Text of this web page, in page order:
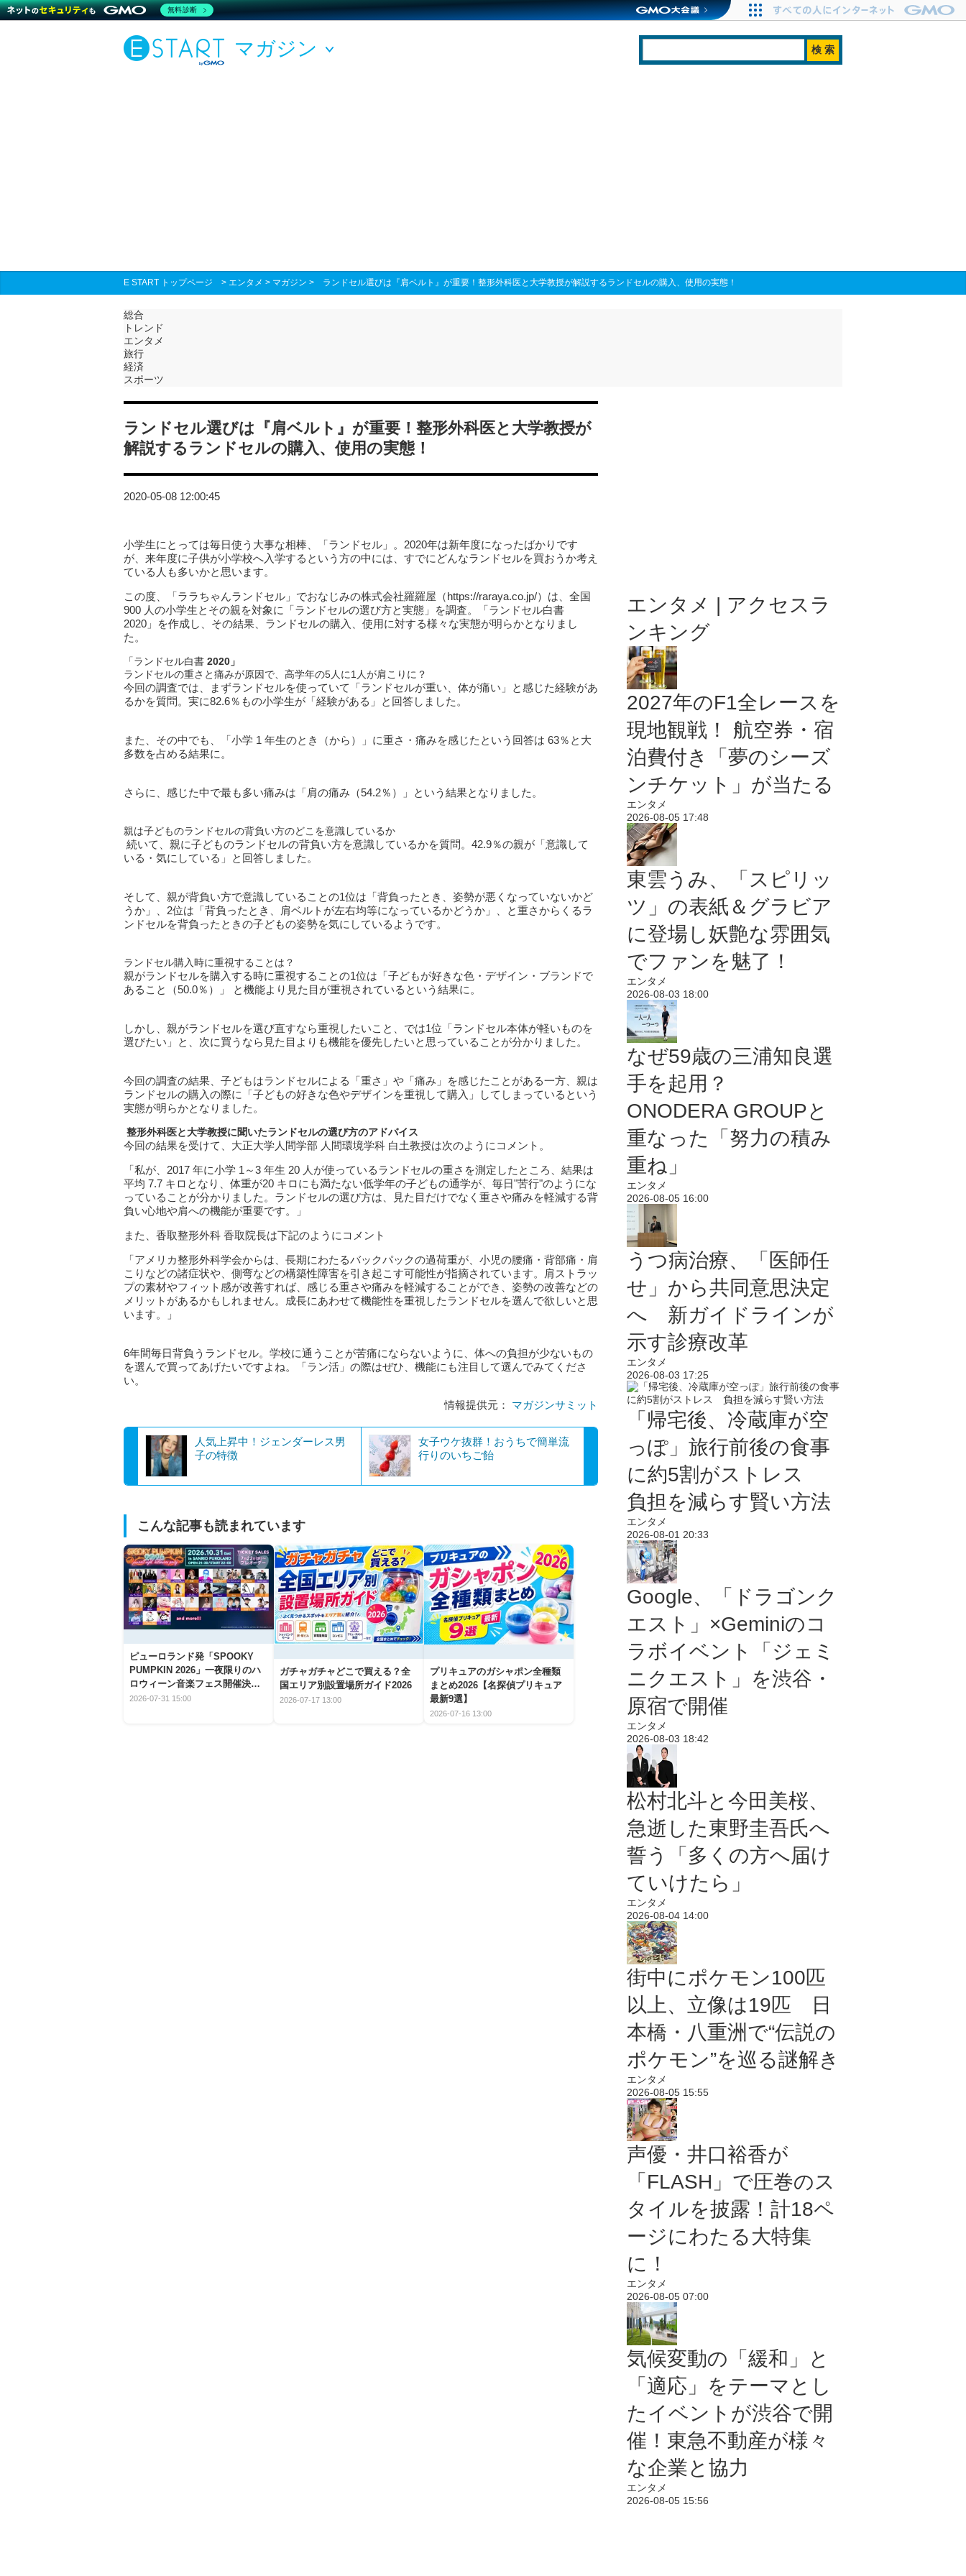
マガジン
E START トップページ > エンタメ > マガジン > ランドセル選びは『肩ベルト』が重要！整形外科医と大学教授が解説するランドセルの購入、使用の実態！
総合
トレンド
エンタメ
旅行
経済
スポーツ
ランドセル選びは『肩ベルト』が重要！整形外科医と大学教授が
解説するランドセルの購入、使用の実態！
2020-05-08 12:00:45
小学生にとっては毎日使う大事な相棒、「ランドセル」。2020年は新年度になったばかりです
が、来年度に子供が小学校へ入学するという方の中には、すでにどんなランドセルを買おうか考え
ている人も多いかと思います。
この度、「ララちゃんランドセル」でおなじみの株式会社羅羅屋（https://raraya.co.jp/）は、全国
900 人の小学生とその親を対象に「ランドセルの選び方と実態」を調査。「ランドセル白書
2020」を作成し、その結果、ランドセルの購入、使用に対する様々な実態が明らかとなりまし
た。
「ランドセル白書 2020 」
ランドセルの重さと痛みが原因で、高学年の5人に1人が肩こりに？
今回の調査では、まずランドセルを使っていて「ランドセルが重い、体が痛い」と感じた経験があ
るかを質問。実に82.6％もの小学生が「経験がある」と回答しました。
また、その中でも、「小学 1 年生のとき（から）」に重さ・痛みを感じたという回答は 63％と大
多数を占める結果に。
さらに、感じた中で最も多い痛みは「肩の痛み（54.2％）」という結果となりました。
親は子どものランドセルの背負い方のどこを意識しているか
続いて、親に子どものランドセルの背負い方を意識しているかを質問。42.9％の親が「意識して
いる・気にしている」と回答しました。
そして、親が背負い方で意識していることの1位は「背負ったとき、姿勢が悪くなっていないかど
うか」、2位は「背負ったとき、肩ベルトが左右均等になっているかどうか」、と重さからくるラ
ンドセルを背負ったときの子どもの姿勢を気にしているようです。
ランドセル購入時に重視することは？
親がランドセルを購入する時に重視することの1位は「子どもが好きな色・デザイン・ブランドで
あること（50.0％）」 と機能より見た目が重視されているという結果に。
しかし、親がランドセルを選び直すなら重視したいこと、では1位「ランドセル本体が軽いものを
選びたい」と、次に買うなら見た目よりも機能を優先したいと思っていることが分かりました。
今回の調査の結果、子どもはランドセルによる「重さ」や「痛み」を感じたことがある一方、親は
ランドセルの購入の際に「子どもの好きな色やデザインを重視して購入」してしまっているという
実態が明らかとなりました。
整形外科医と大学教授に聞いたランドセルの選び方のアドバイス
今回の結果を受けて、大正大学人間学部 人間環境学科 白土教授は次のようにコメント。
「私が、2017 年に小学 1～3 年生 20 人が使っているランドセルの重さを測定したところ、結果は
平均 7.7 キロとなり、体重が20 キロにも満たない低学年の子どもの通学が、毎日"苦行"のようにな
っていることが分かりました。ランドセルの選び方は、見た目だけでなく重さや痛みを軽減する背
負い心地や肩への機能が重要です。」
また、香取整形外科 香取院長は下記のようにコメント
「アメリカ整形外科学会からは、長期にわたるバックパックの過荷重が、小児の腰痛・背部痛・肩
こりなどの諸症状や、側弯などの構築性障害を引き起こす可能性が指摘されています。肩ストラッ
プの素材やフィット感が改善すれば、感じる重さや痛みを軽減することができ、姿勢の改善などの
メリットがあるかもしれません。成長にあわせて機能性を重視したランドセルを選んで欲しいと思
います。」
6年間毎日背負うランドセル。学校に通うことが苦痛にならないように、体への負担が少ないもの
を選んで買ってあげたいですよね。「ラン活」の際はぜひ、機能にも注目して選んでみてくださ
い。
情報提供元： マガジンサミット
人気上昇中！ジェンダーレス男
子の特徴
女子ウケ抜群！おうちで簡単流
行りのいちご飴
こんな記事も読まれています
ピューロランド発「SPOOKY
PUMPKIN 2026」一夜限りのハ
ロウィーン音楽フェス開催決
定！
2026-07-31 15:00
ガチャガチャどこで買える？全
国エリア別設置場所ガイド2026
2026-07-17 13:00
プリキュアのガシャポン全種類
まとめ2026【名探偵プリキュア
最新9選】
2026-07-16 13:00
エンタメ | アクセスラ
ンキング
2027年のF1全レースを
現地観戦！ 航空券・宿
泊費付き「夢のシーズ
ンチケット」が当たる
エンタメ
2026-08-05 17:48
東雲うみ、「スピリッ
ツ」の表紙＆グラビア
に登場し妖艶な雰囲気
でファンを魅了！
エンタメ
2026-08-03 18:00
なぜ59歳の三浦知良選
手を起用？
ONODERA GROUPと
重なった「努力の積み
重ね」
エンタメ
2026-08-05 16:00
うつ病治療、「医師任
せ」から共同意思決定
へ 新ガイドラインが
示す診療改革
エンタメ
2026-08-03 17:25
「帰宅後、冷蔵庫が空
っぽ」旅行前後の食事
に約5割がストレス
負担を減らす賢い方法
エンタメ
2026-08-01 20:33
Google、「ドラゴンク
エスト」×Geminiのコ
ラボイベント「ジェミ
ニクエスト」を渋谷・
原宿で開催
エンタメ
2026-08-03 18:42
松村北斗と今田美桜、
急逝した東野圭吾氏へ
誓う「多くの方へ届け
ていけたら」
エンタメ
2026-08-04 14:00
街中にポケモン100匹
以上、立像は19匹 日
本橋・八重洲で“伝説の
ポケモン”を巡る謎解き
エンタメ
2026-08-05 15:55
声優・井口裕香が
「FLASH」で圧巻のス
タイルを披露！計18ペ
ージにわたる大特集
に！
エンタメ
2026-08-05 07:00
気候変動の「緩和」と
「適応」をテーマとし
たイベントが渋谷で開
催！東急不動産が様々
な企業と協力
エンタメ
2026-08-05 15:56
無料診断